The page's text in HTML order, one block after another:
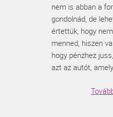
nem is abban a
gondolnád, de
értettük, hogy
menned, hiszen
hogy pénzhez
azt az autót,